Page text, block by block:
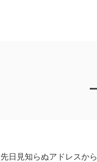
先日見知らぬアドレスか